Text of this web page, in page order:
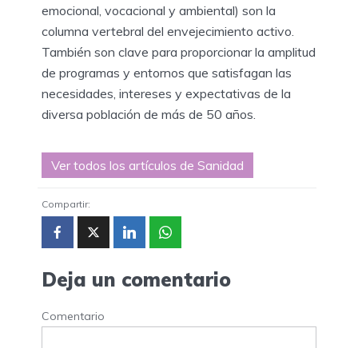
emocional, vocacional y ambiental) son la
columna vertebral del envejecimiento activo.
También son clave para proporcionar la amplitud
de programas y entornos que satisfagan las
necesidades, intereses y expectativas de la
diversa población de más de 50 años.
Ver todos los artículos de Sanidad
Compartir:
Deja un comentario
Comentario